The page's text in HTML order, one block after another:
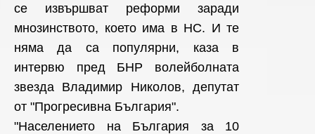
се извършват реформи заради
мнозинството, което има в НС. И те
няма да са популярни, каза в
интервю пред БНР волейболната
звезда Владимир Николов, депутат
от "Прогресивна България".
"Населението на България за 10